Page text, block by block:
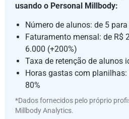
usando o Personal Millbody:
Número de alunos: de 5
Faturamento mensal: de R$
6.000 (+200%)
Taxa de retenção de alunos
Horas gastas com planilhas:
80%
*Dados fornecidos pelo próprio
Millbody Analytics.